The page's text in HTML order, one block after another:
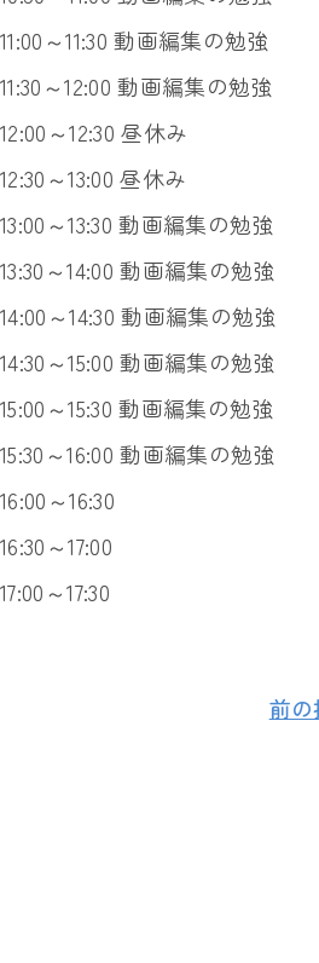
11:00～11:30 動画編集の勉強
11:30～12:00 動画編集の勉強
12:00～12:30 昼休み
12:30～13:00 昼休み
13:00～13:30 動画編集の勉強
13:30～14:00 動画編集の勉強
14:00～14:30 動画編集の勉強
14:30～15:00 動画編集の勉強
15:00～15:30 動画編集の勉強
15:30～16:00 動画編集の勉強
16:00～16:30
16:30～17:00
17:00～17:30
前